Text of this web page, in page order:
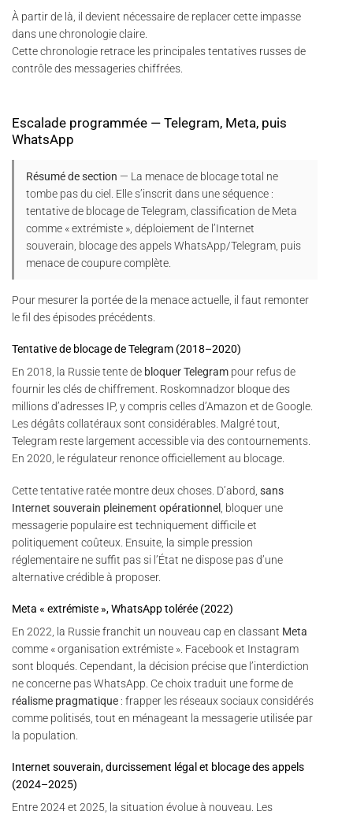
À partir de là, il devient nécessaire de replacer cette impasse
dans une chronologie claire.
Cette chronologie retrace les principales tentatives russes de
contrôle des messageries chiffrées.
Escalade programmée — Telegram, Meta, puis
WhatsApp
Résumé de section — La menace de blocage total ne
tombe pas du ciel. Elle s’inscrit dans une séquence :
tentative de blocage de Telegram, classification de Meta
comme « extrémiste », déploiement de l’Internet
souverain, blocage des appels WhatsApp/Telegram, puis
menace de coupure complète.
Pour mesurer la portée de la menace actuelle, il faut remonter
le fil des épisodes précédents.
Tentative de blocage de Telegram (2018–2020)
En 2018, la Russie tente de bloquer Telegram pour refus de
fournir les clés de chiffrement. Roskomnadzor bloque des
millions d’adresses IP, y compris celles d’Amazon et de Google.
Les dégâts collatéraux sont considérables. Malgré tout,
Telegram reste largement accessible via des contournements.
En 2020, le régulateur renonce officiellement au blocage.
Cette tentative ratée montre deux choses. D’abord, sans
Internet souverain pleinement opérationnel
, bloquer une
messagerie populaire est techniquement difficile et
politiquement coûteux. Ensuite, la simple pression
réglementaire ne suffit pas si l’État ne dispose pas d’une
alternative crédible à proposer.
Meta « extrémiste », WhatsApp tolérée (2022)
En 2022, la Russie franchit un nouveau cap en classant Meta
comme « organisation extrémiste ». Facebook et Instagram
sont bloqués. Cependant, la décision précise que l’interdiction
ne concerne pas WhatsApp. Ce choix traduit une forme de
réalisme pragmatique : frapper les réseaux sociaux considérés
comme politisés, tout en ménageant la messagerie utilisée par
la population.
Internet souverain, durcissement légal et blocage des appels
(2024–2025)
Entre 2024 et 2025, la situation évolue à nouveau. Les